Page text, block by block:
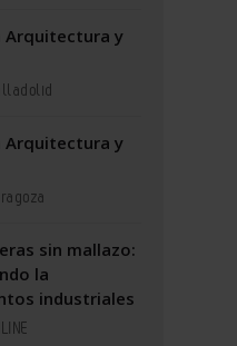
Arquitectura y
Arquitectura y
sin mallazo:
la
industriales